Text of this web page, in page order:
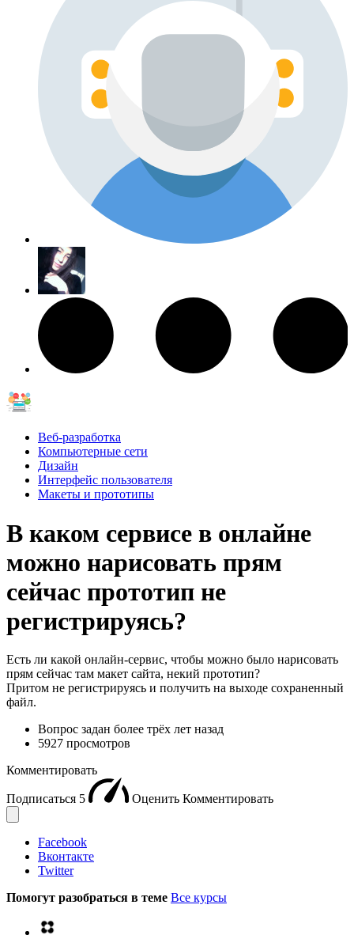
Веб-разработка
Компьютерные сети
Дизайн
Интерфейс пользователя
Макеты и прототипы
В каком сервисе в онлайне
можно нарисовать прям
сейчас прототип не
регистрируясь?
Есть ли какой онлайн-сервис, чтобы можно было нарисовать
прям сейчас там макет сайта, некий прототип?
Притом не регистрируясь и получить на выходе сохраненный
файл.
Вопрос задан более трёх лет назад
5927 просмотров
Комментировать
Подписаться 5 Оценить Комментировать
Facebook
Вконтакте
Twitter
Помогут разобраться в теме Все курсы